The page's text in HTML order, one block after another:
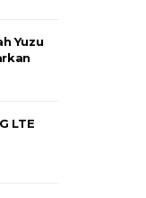
Yuzu
LTE